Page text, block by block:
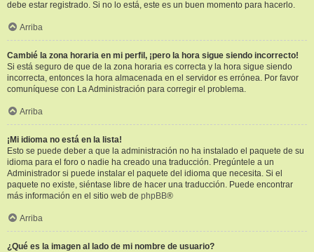
debe estar registrado. Si no lo está, este es un buen momento para hacerlo.
Arriba
Cambié la zona horaria en mi perfil, ¡pero la hora sigue siendo incorrecto!
Si está seguro de que de la zona horaria es correcta y la hora sigue siendo
incorrecta, entonces la hora almacenada en el servidor es errónea. Por favor
comuníquese con La Administración para corregir el problema.
Arriba
¡Mi idioma no está en la lista!
Esto se puede deber a que la administración no ha instalado el paquete de su
idioma para el foro o nadie ha creado una traducción. Pregúntele a un
Administrador si puede instalar el paquete del idioma que necesita. Si el
paquete no existe, siéntase libre de hacer una traducción. Puede encontrar
más información en el sitio web de phpBB®
Arriba
¿Qué es la imagen al lado de mi nombre de usuario?